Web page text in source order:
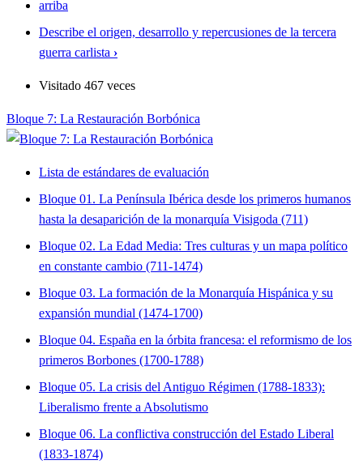
arriba
Describe el origen, desarrollo y repercusiones de la tercera
guerra carlista ›
Visitado 467 veces
Bloque 7: La Restauración Borbónica
Lista de estándares de evaluación
Bloque 01. La Península Ibérica desde los primeros humanos
hasta la desaparición de la monarquía Visigoda (711)
Bloque 02. La Edad Media: Tres culturas y un mapa político
en constante cambio (711-1474)
Bloque 03. La formación de la Monarquía Hispánica y su
expansión mundial (1474-1700)
Bloque 04. España en la órbita francesa: el reformismo de los
primeros Borbones (1700-1788)
Bloque 05. La crisis del Antiguo Régimen (1788-1833):
Liberalismo frente a Absolutismo
Bloque 06. La conflictiva construcción del Estado Liberal
(1833-1874)